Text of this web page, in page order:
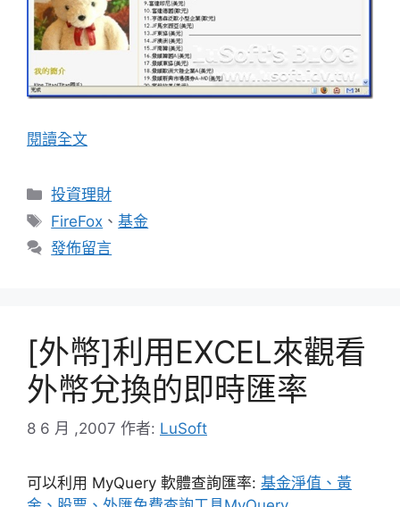
閱讀全文
分
類
投資理財
標
籤
FireFox 、基金
發佈留言
[外幣]利用EXCEL來觀看
外幣兌換的即時匯率
8 6 月 ,2007 作者: LuSoft
可以利用 MyQuery 軟體查詢匯率: 基金淨值、黃